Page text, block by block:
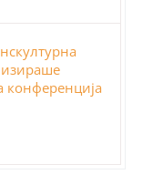
конференција